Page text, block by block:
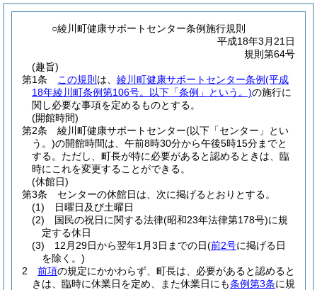
○綾川町健康サポートセンター条例施行規則
平成18年3月21日
規則第64号
(趣旨)
第1条
この規則 は、 綾川町健康サポートセンター条例(平成
18年綾川町条例第106号。以下「条例」という。)の施行に
関し必要な事項を定めるものとする。
(開館時間)
第2条
綾川町健康サポートセンター(以下「センター」とい
う。)の開館時間は、午前8時30分から午後5時15分までと
する。 ただし、町長が特に必要があると認めるときは、臨
時にこれを変更することができる。
(休館日)
第3条
センターの休館日は、次に掲げるとおりとする。
(1)
日曜日及び土曜日
(2)
国民の祝日に関する法律(昭和23年法律第178号)に規
定する休日
(3)
12月29日から翌年1月3日までの日(前2号に掲げる日
を除く。)
2
前項の規定にかかわらず、町長は、必要があると認めると
きは、臨時に休業日を定め、また休業日にも条例第3条に規